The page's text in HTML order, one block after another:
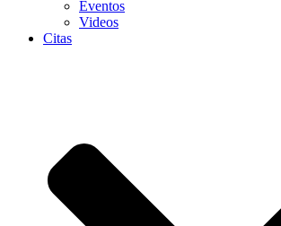
Eventos
Videos
Citas